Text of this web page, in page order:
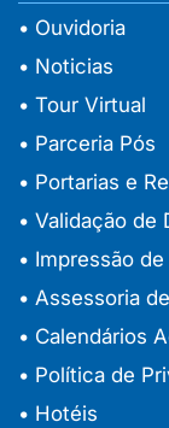
• Ouvidoria
• Noticias
• Tour Virtual
• Parceria Pós
• Portarias e
• Validação de
• Impressão
• Assessoria
• Calendários
• Política de
• Hotéis